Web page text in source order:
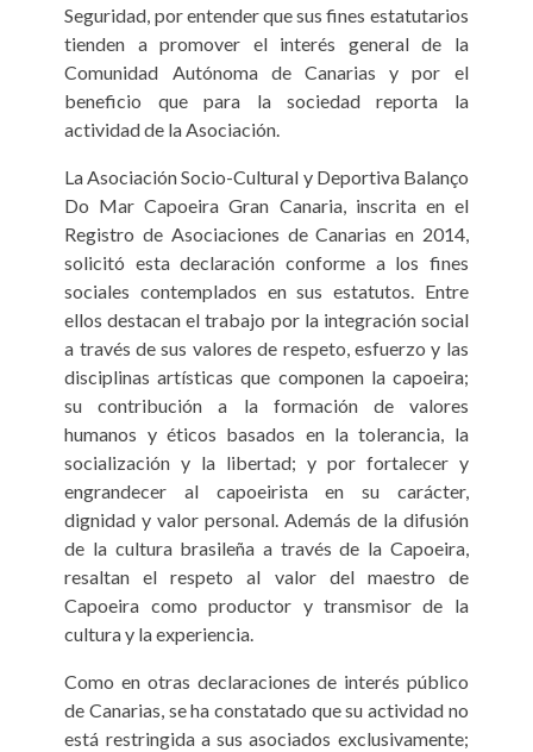
Seguridad, por entender que sus fines estatutarios
tienden a promover el interés general de la
Comunidad Autónoma de Canarias y por el
beneficio que para la sociedad reporta la
actividad de la Asociación.
La Asociación Socio-Cultural y Deportiva Balanço
Do Mar Capoeira Gran Canaria, inscrita en el
Registro de Asociaciones de Canarias en 2014,
solicitó esta declaración conforme a los fines
sociales contemplados en sus estatutos. Entre
ellos destacan el trabajo por la integración social
a través de sus valores de respeto, esfuerzo y las
disciplinas artísticas que componen la capoeira;
su contribución a la formación de valores
humanos y éticos basados en la tolerancia, la
socialización y la libertad; y por fortalecer y
engrandecer al capoeirista en su carácter,
dignidad y valor personal. Además de la difusión
de la cultura brasileña a través de la Capoeira,
resaltan el respeto al valor del maestro de
Capoeira como productor y transmisor de la
cultura y la experiencia.
Como en otras declaraciones de interés público
de Canarias, se ha constatado que su actividad no
está restringida a sus asociados exclusivamente;